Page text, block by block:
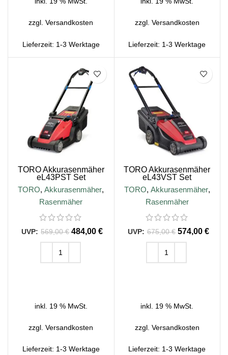
zzgl.Versandkosten
Lieferzeit: 1-3 Werktage
zzgl. Versandkosten
Lieferzeit: 1-3 Werktage
TORO Akkurasenmäher
eL43PST Set
TORO,Akkurasenmäher,
Rasenmäher
569,00€ 484,00€
inkl. 19 % MwSt.
zzgl.Versandkosten
Lieferzeit: 1-3 Werktage
SALE
TORO Akkurasenmäher
eL43VST Set
TORO, Akkurasenmäher,
Rasenmäher
675,00€ 574,00 €
inkl. 19 % MwSt.
zzgl. Versandkosten
Lieferzeit: 1-3 Werktage